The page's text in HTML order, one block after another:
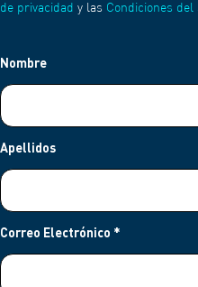
de privacidad y las Condiciones del
Nombre
Apellidos
Correo Electrónico *